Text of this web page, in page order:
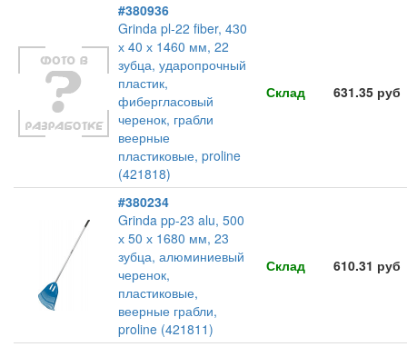
#380936
Grinda pl-22 fiber, 430
х 40 х 1460 мм, 22
зубца, ударопрочный
пластик,
фибергласовый
черенок, грабли
веерные
пластиковые, proline
(421818)
Склад 631.35 руб
#380234
Grinda pp-23 alu, 500
х 50 х 1680 мм, 23
зубца, алюминиевый
черенок,
пластиковые,
веерные грабли,
proline (421811)
Склад 610.31 руб